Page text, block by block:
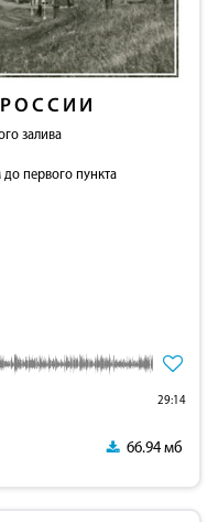
залива
первого пункта
29:14
66.94 мб